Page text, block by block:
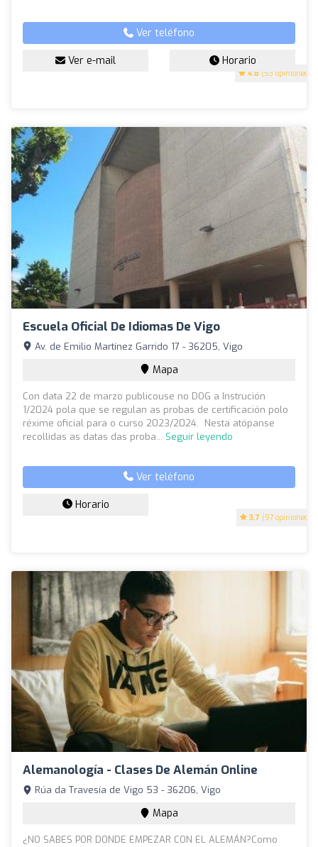
4.8 (53 opiniones)
Ver teléfono
Ver e-mail Horario
Escuela Oficial De Idiomas De Vigo
3.7 (97 opiniones)
Av. de Emilio Martínez Garrido 17 - 36205, Vigo
Mapa
Con data 22 de marzo publicouse no DOG a Instrución
1/2024 pola que se regulan as probas de certificación polo
réxime oficial para o curso 2023/2024. Nesta atópanse
recollidas as datas das proba... Seguir leyendo
Ver teléfono
Horario
Alemanología - Clases De Alemán Online
Rúa da Travesía de Vigo 53 - 36206, Vigo
Mapa
¿NO SABES POR DONDE EMPEZAR CON EL ALEMÁN?Como